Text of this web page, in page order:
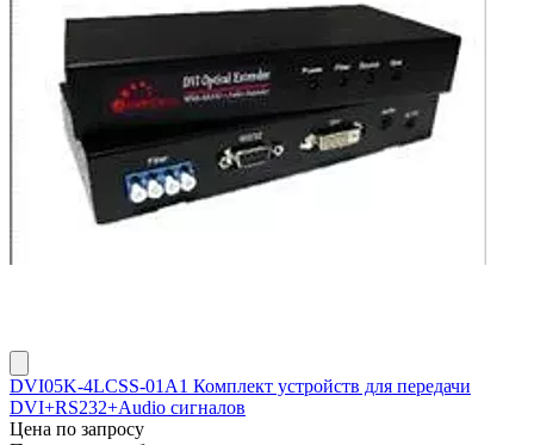
DVI05K-4LCSS-01A1 Комплект устройств для передачи
DVI+RS232+Audio сигналов
Цена по запросу